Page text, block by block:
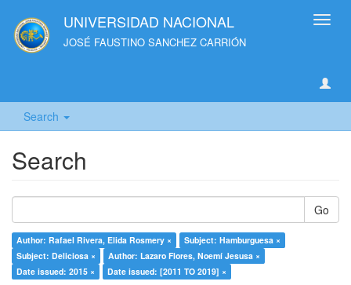
UNIVERSIDAD NACIONAL
JOSÉ FAUSTINO SANCHEZ CARRIÓN
Search
Search
Go
Author: Rafael Rivera, Elida Rosmery ×
Subject: Hamburguesa ×
Subject: Deliciosa ×
Author: Lazaro Flores, Noemí Jesusa ×
Date issued: 2015 ×
Date issued: [2011 TO 2019] ×